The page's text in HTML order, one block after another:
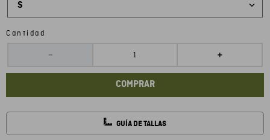
S
Cantidad
＋
－
COMPRAR
GUÍA DE TALLAS